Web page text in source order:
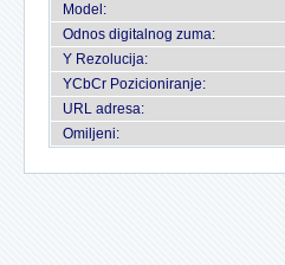
Model:
Odnos digitalnog zuma:
Y Rezolucija:
YCbCr Pozicioniranje:
URL adresa:
Omiljeni: